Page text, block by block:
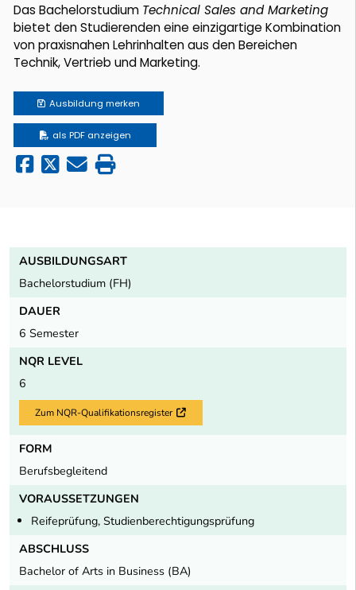
Das Bachelorstudium Technical Sales and Marketing
bietet den Studierenden eine einzigartige Kombination
von praxisnahen Lehrinhalten aus den Bereichen
Technik, Vertrieb und Marketing.
Ausbildung merken
als PDF anzeigen
AUSBILDUNGSART
Bachelorstudium (FH)
DAUER
6 Semester
NQR LEVEL
6
Zum NQR-Qualifikationsregister Externer Link
FORM
Berufsbegleitend
VORAUSSETZUNGEN
Reifeprüfung, Studienberechtigungsprüfung
ABSCHLUSS
Bachelor of Arts in Business (BA)